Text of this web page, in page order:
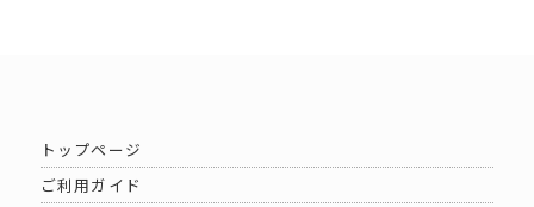
トップページ
ご利用ガイド